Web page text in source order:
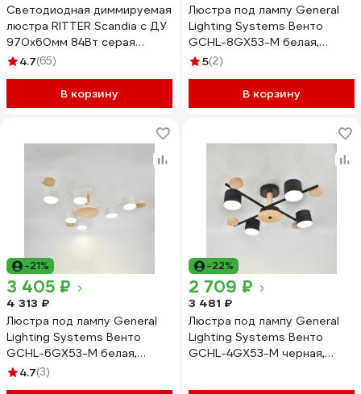
Светодиодная диммируемая
люстра RITTER Scandia с ДУ
970х60мм 84Вт серая
52079 5
4.7(65)
В корзину
Люстра под лампу General
Lighting Systems Венто
GCHL-8GX53-M белая,
дерево 662220
5(2)
В корзину
-21%
3 405 ₽
4 313 ₽
Люстра под лампу General
Lighting Systems Венто
GCHL-6GX53-M белая,
дерево 662327
4.7(3)
-22%
2 709 ₽
3 481 ₽
Люстра под лампу General
Lighting Systems Венто
GCHL-4GX53-M черная,